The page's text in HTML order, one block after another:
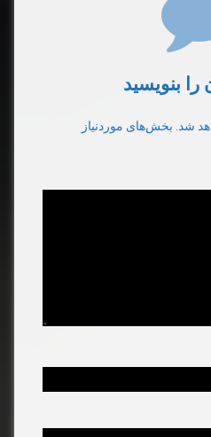
را بنویسید
شد. بخش‌های موردنیاز